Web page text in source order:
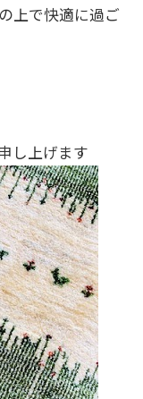
上で快適に過ご
し上げます